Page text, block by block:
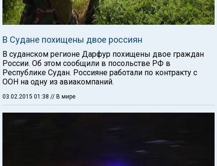
В Судане похищены двое россиян
В суданском регионе Дарфур похищены двое граждан
России. Об этом сообщили в посольстве РФ в
Республике Судан. Россияне работали по контракту с
ООН на одну из авиакомпаний.
03.02.2015 01:38 // В мире